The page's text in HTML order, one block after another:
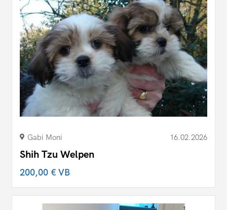
Gabi Moni 16.02.2026
Shih Tzu Welpen
200,00 €VB